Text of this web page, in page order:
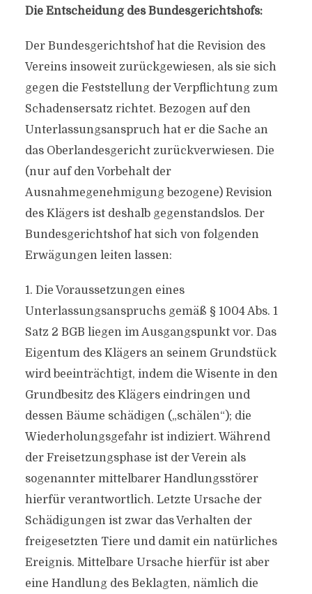
Die Entscheidung des Bundesgerichtshofs:
Der Bundesgerichtshof hat die Revision des
Vereins insoweit zurückgewiesen, als sie sich
gegen die Feststellung der Verpflichtung zum
Schadensersatz richtet. Bezogen auf den
Unterlassungsanspruch hat er die Sache an
das Oberlandesgericht zurückverwiesen. Die
(nur auf den Vorbehalt der
Ausnahmegenehmigung bezogene) Revision
des Klägers ist deshalb gegenstandslos. Der
Bundesgerichtshof hat sich von folgenden
Erwägungen leiten lassen:
1. Die Voraussetzungen eines
Unterlassungsanspruchs gemäß § 1004 Abs. 1
Satz 2 BGB liegen im Ausgangspunkt vor. Das
Eigentum des Klägers an seinem Grundstück
wird beeinträchtigt, indem die Wisente in den
Grundbesitz des Klägers eindringen und
dessen Bäume schädigen („schälen“); die
Wiederholungsgefahr ist indiziert. Während
der Freisetzungsphase ist der Verein als
sogenannter mittelbarer Handlungsstörer
hierfür verantwortlich. Letzte Ursache der
Schädigungen ist zwar das Verhalten der
freigesetzten Tiere und damit ein natürliches
Ereignis. Mittelbare Ursache hierfür ist aber
eine Handlung des Beklagten, nämlich die